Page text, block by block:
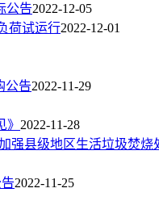
公告2022-12-05
荷试运行2022-12-01
公告2022-11-29
2022-11-28
县级地区生活垃圾焚烧
2022-11-25